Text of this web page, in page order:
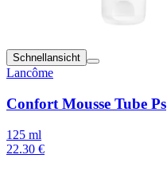
Schnellansicht
Lancôme
Confort Mousse Tube Ps
125 ml
22.30 €